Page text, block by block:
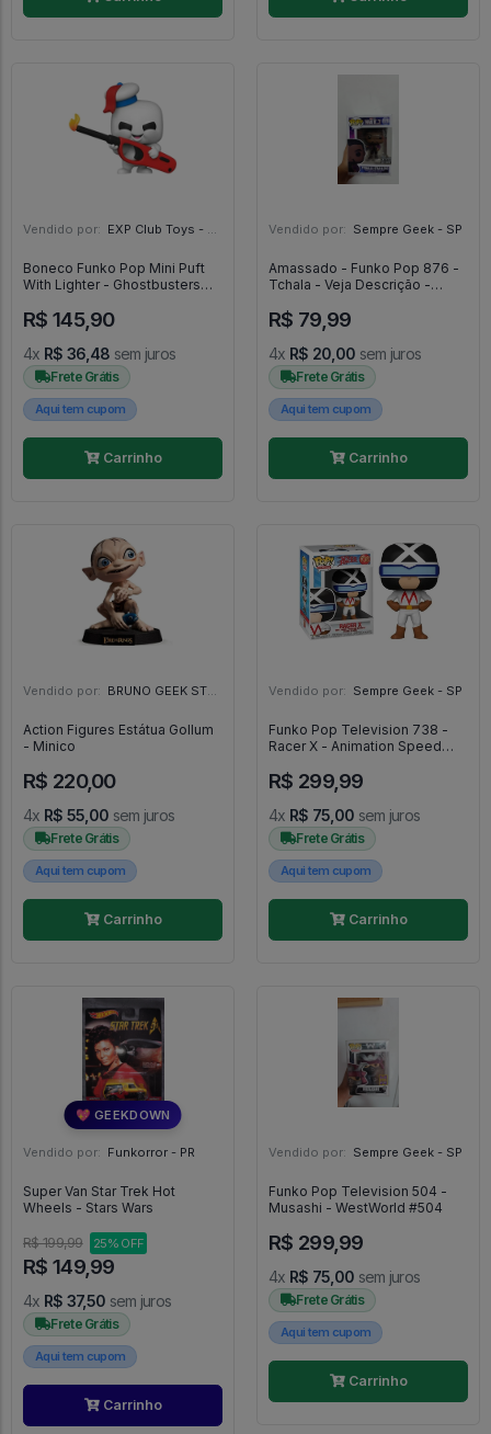
Vendido por: EXP Club Toys - SP
Boneco Funko Pop Mini Puft
With Lighter - Ghostbusters
R$ 145,90
4x R$ 36,48 sem juros
Frete Grátis
Aqui tem cupom
Carrinho
Vendido por: Sempre Geek - SP
Amassado - Funko Pop 876 -
Tchala - Veja Descrição -
R$ 79,99
4x R$ 20,00 sem juros
Frete Grátis
Aqui tem cupom
Carrinho
Vendido por: BRUNO GEEK STORE - ES
Action Figures Estátua Gollum
- Minico
R$ 220,00
4x R$ 55,00 sem juros
Frete Grátis
Aqui tem cupom
Carrinho
Vendido por: Sempre Geek - SP
Funko Pop Television 738 -
Racer X - Animation Speed
R$ 299,99
4x R$ 75,00 sem juros
Frete Grátis
Aqui tem cupom
Carrinho
💖 GEEKDOWN
Vendido por: Funkorror - PR
Super Van Star Trek Hot
Wheels - Stars Wars
R$ 199,99 25% OFF
R$ 149,99
4x R$ 37,50 sem juros
Frete Grátis
Aqui tem cupom
Carrinho
Vendido por: Sempre Geek - SP
Funko Pop Television 504 -
Musashi - WestWorld #504
R$ 299,99
4x R$ 75,00 sem juros
Frete Grátis
Aqui tem cupom
Carrinho